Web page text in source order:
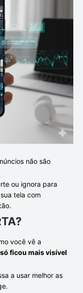
não são
ou ignora para
tela com
você vê a
ficou mais visível
a usar melhor as